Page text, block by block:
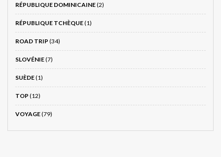
RÉPUBLIQUE DOMINICAINE(2)
RÉPUBLIQUE TCHÈQUE(1)
ROAD TRIP (34)
SLOVÉNIE(7)
SUÈDE(1)
TOP (12)
VOYAGE(79)